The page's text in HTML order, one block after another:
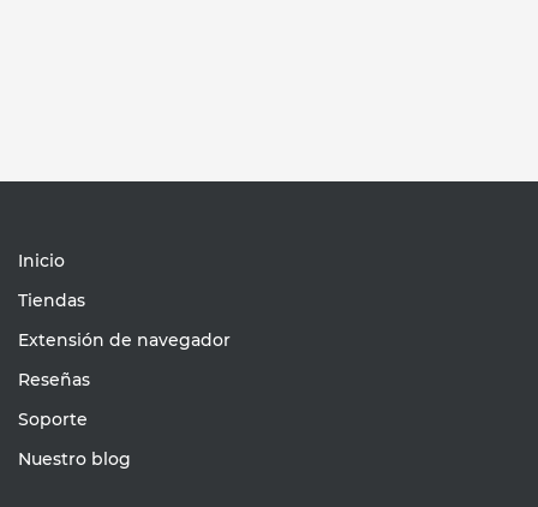
Inicio
Tiendas
Extensión de navegador
Reseñas
Soporte
Nuestro blog